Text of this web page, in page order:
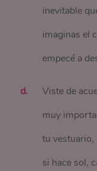
inevitable
imaginas el
empecé a
Viste de
muy
tu vestuario,
si hace sol,